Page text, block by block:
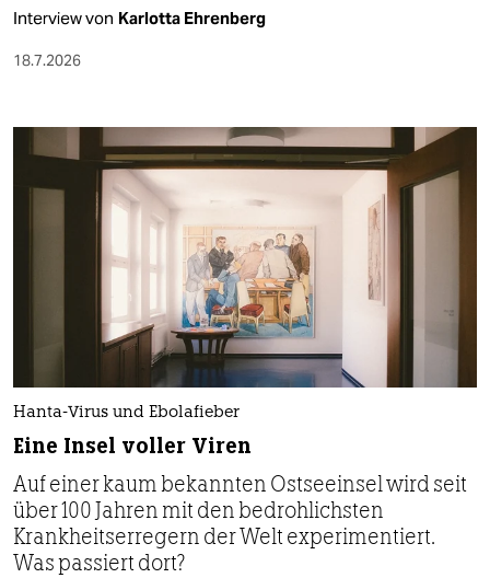
Interview von Karlotta Ehrenberg
18.7.2026
Hanta-Virus und Ebolafieber
Eine Insel voller Viren
Auf einer kaum bekannten Ostseeinsel wird seit
über 100 Jahren mit den bedrohlichsten
Krankheitserregern der Welt experimentiert.
Was passiert dort?